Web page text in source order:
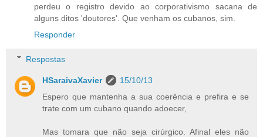
perdeu o registro devido ao corporativismo sacana de
alguns ditos 'doutores'. Que venham os cubanos, sim.
Responder
Respostas
HSaraivaXavier
15/10/13
Espero que mantenha a sua coerência e prefira e se
trate com um cubano quando adoecer,
Mas tomara que não seja cirúrgico. Afinal eles não